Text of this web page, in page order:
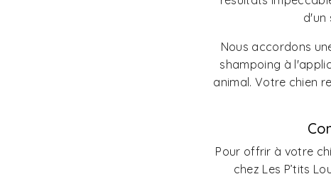
d'un
Nous accordons
shampoing à
animal. Votre chien
Pour offrir à votre
chez Les P’tits